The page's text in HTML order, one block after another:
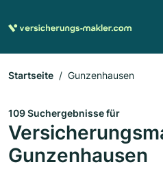
Startseite Gunzenhausen
109 Suchergebnisse für
Gunzenhausen